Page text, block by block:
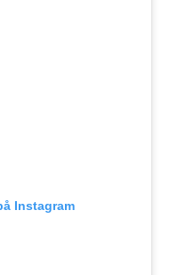
Instagram